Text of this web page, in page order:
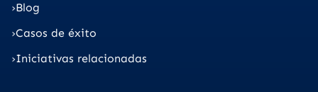
Blog
Casos de éxito
Iniciativas relacionadas